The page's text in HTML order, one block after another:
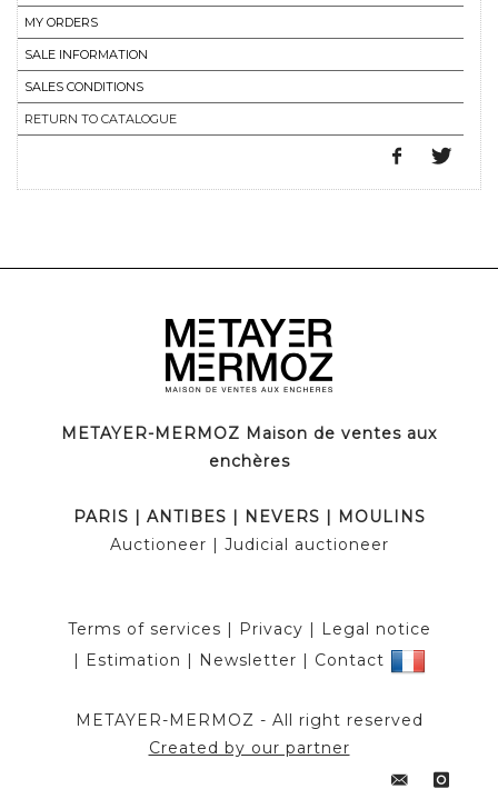
MY ORDERS
SALE INFORMATION
SALES CONDITIONS
RETURN TO CATALOGUE
METAYER-MERMOZ Maison de ventes aux
enchères
PARIS | ANTIBES | NEVERS | MOULINS
Auctioneer | Judicial auctioneer
Terms of services | Privacy | Legal notice
| Estimation | Newsletter | Contact
METAYER-MERMOZ - All right reserved
Created by our partner